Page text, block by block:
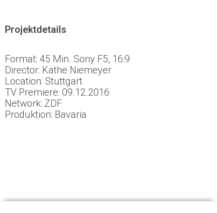
Projektdetails
Format: 45 Min. Sony F5, 16:9
Director: Käthe Niemeyer
Location: Stuttgart
TV Premiere: 09.12.2016
Network: ZDF
Produktion: Bavaria